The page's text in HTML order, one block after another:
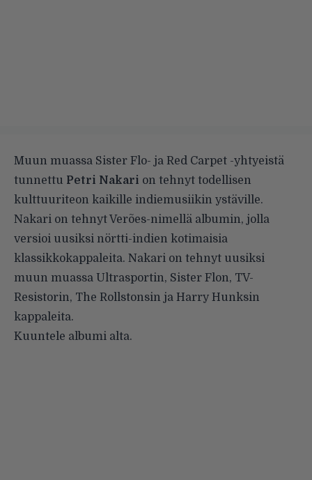
Muun muassa Sister Flo- ja Red Carpet -yhtyeistä
tunnettu Petri Nakari on tehnyt todellisen
kulttuuriteon kaikille indiemusiikin ystäville.
Nakari on tehnyt Verões-nimellä albumin, jolla
versioi uusiksi nörtti-indien kotimaisia
klassikkokappaleita. Nakari on tehnyt uusiksi
muun muassa Ultrasportin, Sister Flon, TV-
Resistorin, The Rollstonsin ja Harry Hunksin
kappaleita.
Kuuntele albumi alta.